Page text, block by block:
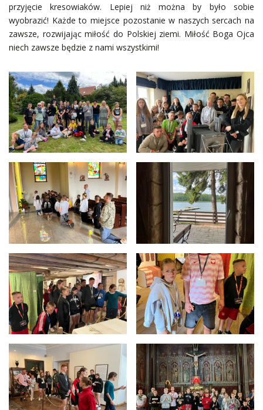
przyjęcie kresowiaków. Lepiej niż można by było sobie
wyobrazić! Każde to miejsce pozostanie w naszych sercach na
zawsze, rozwijając miłość do Polskiej ziemi. Miłość Boga Ojca
niech zawsze będzie z nami wszystkimi!